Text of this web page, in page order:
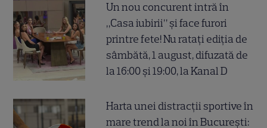
Un nou concurent intră în
„Casa iubirii” și face furori
printre fete! Nu ratați ediția de
sâmbătă, 1 august, difuzată de
la 16:00 și 19:00, la Kanal D
Harta unei distracții sportive în
mare trend la noi în București: